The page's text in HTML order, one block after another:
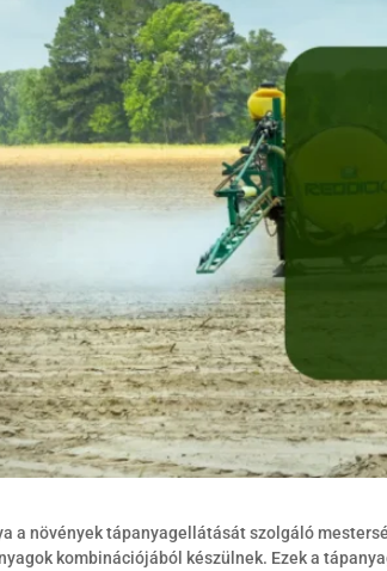
a növények tápanyagellátását szolgáló
kombinációjából készülnek. Ezek a